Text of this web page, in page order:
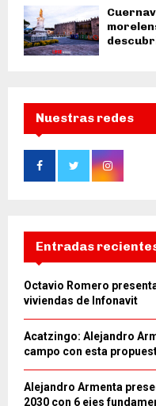
Nuestras redes
Entradas
Octavio Romero
viviendas de Infonavit
Acatzingo: Alejandro
campo con esta
Alejandro Armenta
2030 con 6 ejes